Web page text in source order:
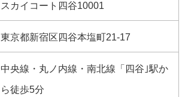
スカイコート四谷10001
東京都新宿区四谷本塩町21-17
中央線・丸ノ内線・南北線「四谷｣駅か
ら徒歩5分